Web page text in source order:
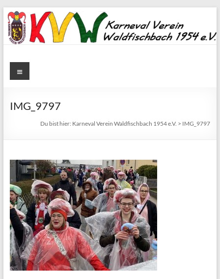
Zum
Inhalt
springen
Karneval
Waldfischbach
1954
Karneval
Verein
Waldfischbach
1954
e.V.
Menü
IMG_9797
Du bist hier: Karneval Verein Waldfischbach 1954 e.V. > IMG_9797